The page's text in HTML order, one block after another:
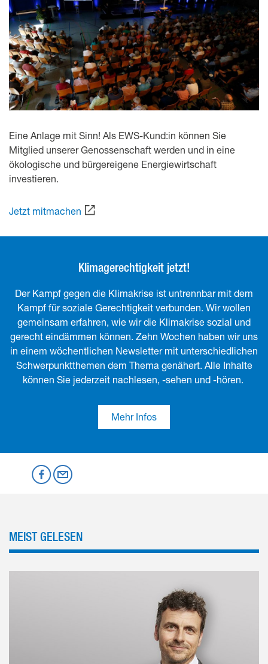
Eine Anlage mit Sinn! Als EWS-Kund:in können Sie
Mitglied unserer Genossenschaft werden und in eine
ökologische und bürgereigene Energiewirtschaft
investieren.
Jetzt mitmachen
Klimagerechtigkeit jetzt!
Der Kampf gegen die Klimakrise ist untrennbar mit dem
Kampf für soziale Gerechtigkeit verbunden. Wir wollen
gemeinsam erfahren, wie wir die Klimakrise sozial und
gerecht eindämmen können. Zehn Wochen haben wir uns
in einem wöchentlichen Newsletter mit unterschiedlichen
Schwerpunktthemen dem Thema genähert. Alle Inhalte
können Sie jederzeit nachlesen, -sehen und -hören.
Mehr Infos
Mastodon
Facebook
per Email
MEIST GELESEN